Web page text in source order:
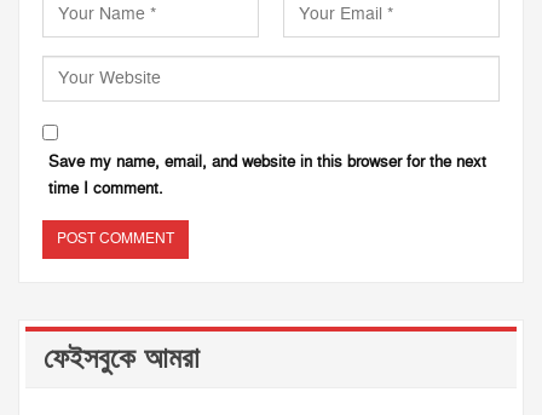
Save my name, email, and website in this browser for the next
time I comment.
ফেইসবুকে আমরা